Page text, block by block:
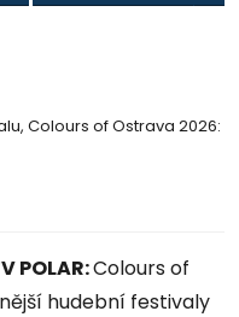
Colours of Ostrava 2026:
POLAR:Colours of
hudební festivaly